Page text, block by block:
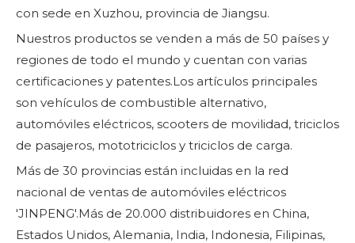
con sede en Xuzhou, provincia de Jiangsu.
Nuestros productos se venden a más de 50 países y
regiones de todo el mundo y cuentan con varias
certificaciones y patentes.Los artículos principales
son vehículos de combustible alternativo,
automóviles eléctricos, scooters de movilidad, triciclos
de pasajeros, mototriciclos y triciclos de carga.
Más de 30 provincias están incluidas en la red
nacional de ventas de automóviles eléctricos
'JINPENG'.Más de 20.000 distribuidores en China,
Estados Unidos, Alemania, India, Indonesia, Filipinas,